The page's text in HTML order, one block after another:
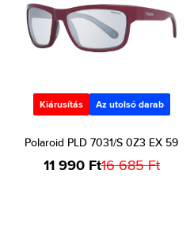
Kiárusítás Az utolsó darab
Polaroid PLD 7031/S 0Z3 EX 59
11 990 Ft16 685 Ft